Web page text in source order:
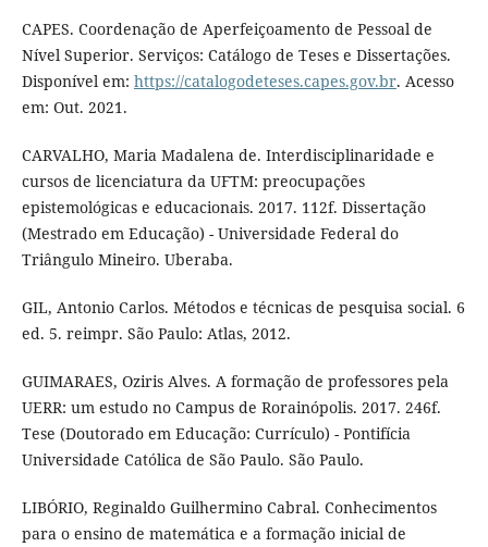
CAPES. Coordenação de Aperfeiçoamento de Pessoal de
Nível Superior. Serviços: Catálogo de Teses e Dissertações.
Disponível em: https://catalogodeteses.capes.gov.br. Acesso
em: Out. 2021.
CARVALHO, Maria Madalena de. Interdisciplinaridade e
cursos de licenciatura da UFTM: preocupações
epistemológicas e educacionais. 2017. 112f. Dissertação
(Mestrado em Educação) - Universidade Federal do
Triângulo Mineiro. Uberaba.
GIL, Antonio Carlos. Métodos e técnicas de pesquisa social. 6
ed. 5. reimpr. São Paulo: Atlas, 2012.
GUIMARAES, Oziris Alves. A formação de professores pela
UERR: um estudo no Campus de Rorainópolis. 2017. 246f.
Tese (Doutorado em Educação: Currículo) - Pontifícia
Universidade Católica de São Paulo. São Paulo.
LIBÓRIO, Reginaldo Guilhermino Cabral. Conhecimentos
para o ensino de matemática e a formação inicial de